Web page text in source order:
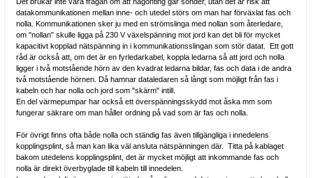
datakommunikationen mellan inne- och utedel störs om man har förväxlat fas och
nolla. Kommunikationen sker ju med en strömslinga med nollan som återledare,
om "nollan" skulle ligga på 230 V växelspänning mot jord kan det bli för mycket
kapacitivt kopplad nätspänning in i kommunikationsslingan som stör datat. Ett gott
råd är också att, om det är en fyrledarkabel, koppla ledarna så att jord och nolla
ligger i två motstående hörn av den kvadrat ledarna bildar, fas och data i de andra
två motstående hörnen. Då hamnar dataledaren så långt som möjligt från fas i
kabeln och har nolla och jord som "skärm" intill.
En del värmepumpar har också ett överspänningsskydd mot åska mm som
fungerar säkrare om man håller ordning på vad som är fas och nolla.
För övrigt finns ofta både nolla och ständig fas även tillgängliga i innedelens
kopplingsplint, så man kan lika väl ansluta nätspänningen där. Titta på kablaget
bakom utedelens kopplingsplint, det är mycket möjligt att inkommande fas och
nolla är direkt överbyglade till kabeln till innedelen.